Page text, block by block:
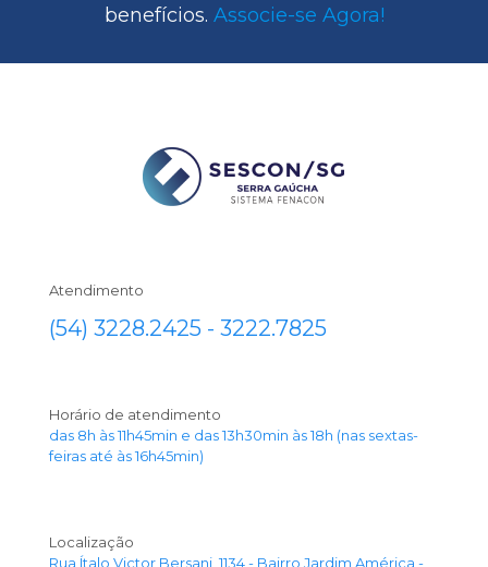
benefícios. Associe-se Agora!
Atendimento
(54) 3228.2425 - 3222.7825
Horário de atendimento
das 8h às 11h45min e das 13h30min às 18h (nas sextas-
feiras até às 16h45min)
Localização
Rua Ítalo Victor Bersani, 1134 - Bairro Jardim América -